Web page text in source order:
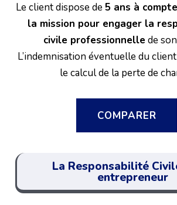
Le client dispose de5 ans à
la mission pour engager la
civile professionnelle de
L’indemnisation éventuelle du
le calcul de la perte de
COMPARER
La Responsabilité
entrepreneur